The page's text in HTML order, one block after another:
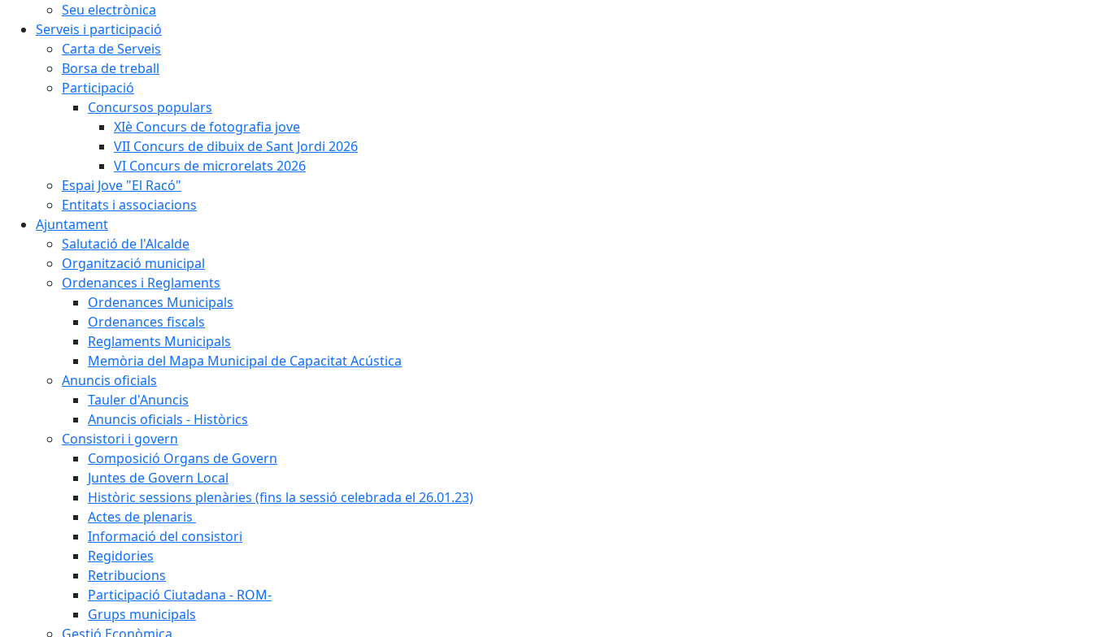
Seu electrònica
Serveis i participació
Carta de Serveis
Borsa de treball
Participació
Concursos populars
XIè Concurs de fotografia jove
VII Concurs de dibuix de Sant Jordi 2026
VI Concurs de microrelats 2026
Espai Jove "El Racó"
Entitats i associacions
Ajuntament
Salutació de l'Alcalde
Organització municipal
Ordenances i Reglaments
Ordenances Municipals
Ordenances fiscals
Reglaments Municipals
Memòria del Mapa Municipal de Capacitat Acústica
Anuncis oficials
Tauler d'Anuncis
Anuncis oficials - Històrics
Consistori i govern
Composició Organs de Govern
Juntes de Govern Local
Històric sessions plenàries (fins la sessió celebrada el 26.01.23)
Actes de plenaris
Informació del consistori
Regidories
Retribucions
Participació Ciutadana - ROM-
Grups municipals